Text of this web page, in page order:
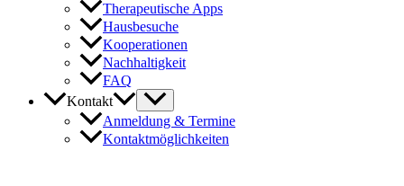
Therapeutische Apps
Hausbesuche
Kooperationen
Nachhaltigkeit
FAQ
Kontakt
Anmeldung & Termine
Kontaktmöglichkeiten